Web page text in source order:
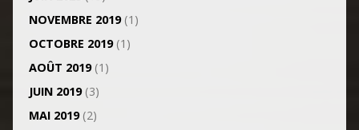
NOVEMBRE 2019(1)
OCTOBRE 2019(1)
AOÛT 2019(1)
JUIN 2019(3)
MAI 2019(2)